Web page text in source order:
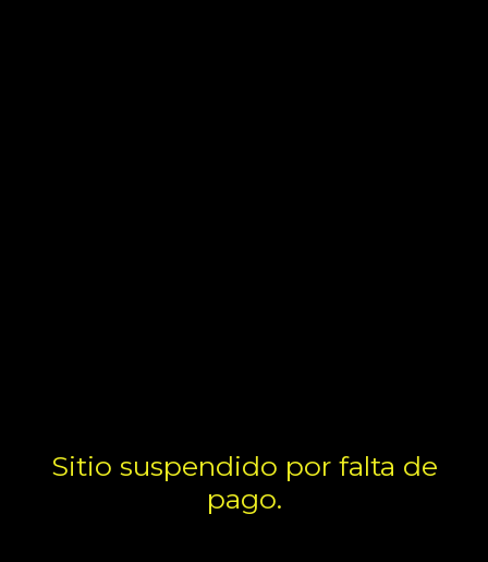
Sitio suspendido por falta de
pago.